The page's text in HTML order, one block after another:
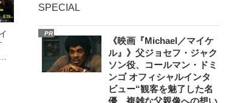
SPECIAL
PR
《映画『Michael／マイケ
ル』》父ジョセフ・ジャク
ソン役、コールマン・ドミ
ンゴ オフィシャルインタ
ビュー“観客を魅了した名